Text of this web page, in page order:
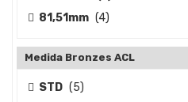
81,51mm (4)
Medida Bronzes ACL
STD (5)